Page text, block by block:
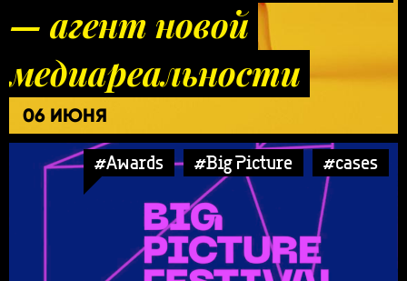
— агент новой
медиареальности
06 ИЮНЯ
#Awards #Big Picture #cases